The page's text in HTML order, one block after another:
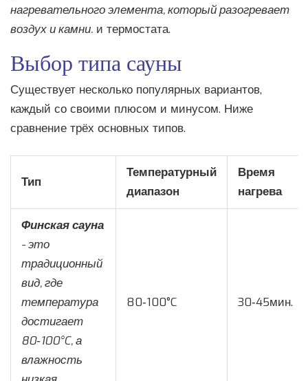
нагревательного элемента, который разогревает
воздух и камни. и термостата.
Выбор типа сауны
Существует несколько популярных вариантов,
каждый со своими плюсом и минусом. Ниже
сравнение трёх основных типов.
Тип
Температурный
диапазон
Время
нагрева
Финская сауна
- это
традиционный
вид, где
температура
достигает
80‑100°C, а
влажность
80‑100°C 30‑45мин.